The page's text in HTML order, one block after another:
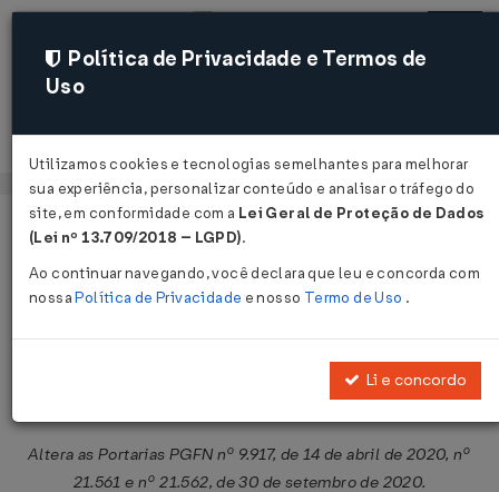
Acessar
Página Inicial Legislações
Portaria PGFN Nº 25165 DE
Altera as Portarias PGFN nº 9.917, de 14 de abril de 2020, nº
21.561 e nº 21.562, de 30 de setembro de 2020.
Política de Privacidade e Termos de
Uso
Utilizamos cookies e tecnologias semelhantes para melhorar
sua experiência, personalizar conteúdo e analisar o tráfego do
site, em conformidade com a Lei Geral de Proteção de Dados
(Lei nº 13.709/2018 – LGPD).
Ao continuar navegando, você declara que leu e concorda com
nossaPolítica de Privacidade e nosso Termo de Uso .
Li e concordo